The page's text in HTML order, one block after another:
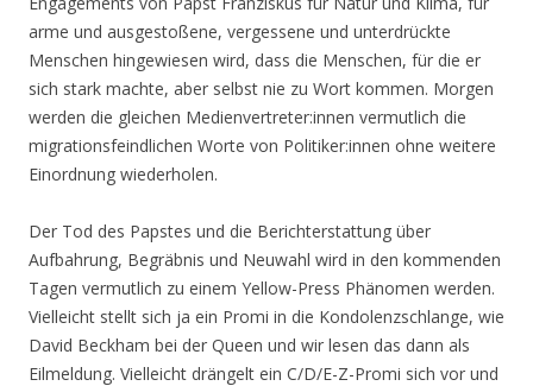
arme und ausgestoßene, vergessene und unterdrückte
Menschen hingewiesen wird, dass die Menschen, für die er
sich stark machte, aber selbst nie zu Wort kommen. Morgen
werden die gleichen Medienvertreter:innen vermutlich die
migrationsfeindlichen Worte von Politiker:innen ohne weitere
Einordnung wiederholen.
Der Tod des Papstes und die Berichterstattung über
Aufbahrung, Begräbnis und Neuwahl wird in den kommenden
Tagen vermutlich zu einem Yellow-Press Phänomen werden.
Vielleicht stellt sich ja ein Promi in die Kondolenzschlange, wie
David Beckham bei der Queen und wir lesen das dann als
Eilmeldung. Vielleicht drängelt ein C/D/E-Z-Promi sich vor und